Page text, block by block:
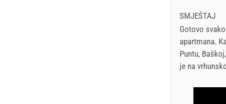
SMJEŠTAJ
Gotovo
apartmana.
Puntu,
je na